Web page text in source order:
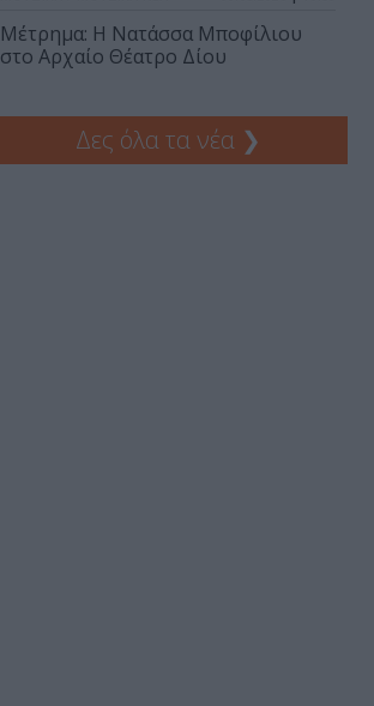
Μέτρημα: Η Νατάσσα Μποφίλιου
στο Αρχαίο Θέατρο Δίου
Δες όλα τα νέα ❯